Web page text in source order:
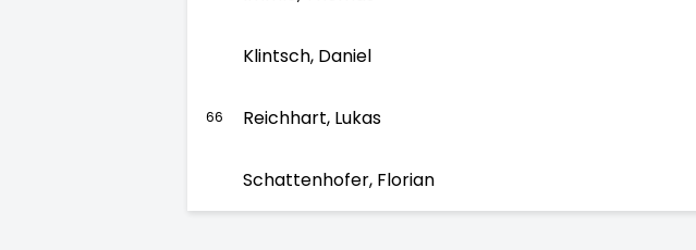
Klintsch, Daniel
66 Reichhart, Lukas
Schattenhofer, Florian